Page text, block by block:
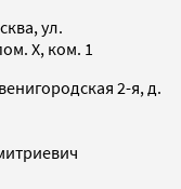
ул.
X, ком. 1
2-я, д.